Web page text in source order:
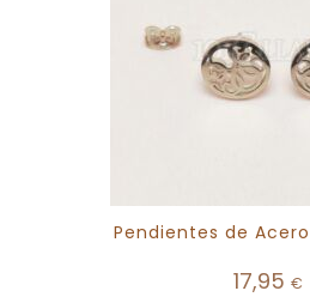
Pendientes de
17,95 €